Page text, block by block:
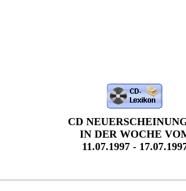
CD
IN DER WOCHE
11.07.1997 -